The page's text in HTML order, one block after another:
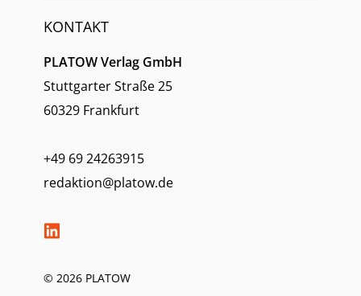
KONTAKT
PLATOW Verlag GmbH
Stuttgarter Straße 25
60329 Frankfurt
+49 69 24263915
redaktion@platow.de
© 2026 PLATOW